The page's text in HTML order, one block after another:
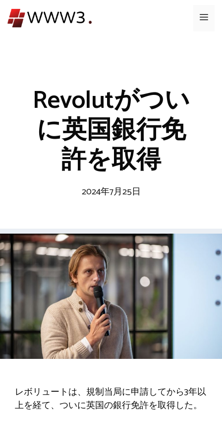
ン
メ
Revolutがつい
に英国銀行免
許を取得
2024年7月25日
レボリュートは、規制当局に申請してから3年以
上を経て、ついに英国の銀行免許を取得した。